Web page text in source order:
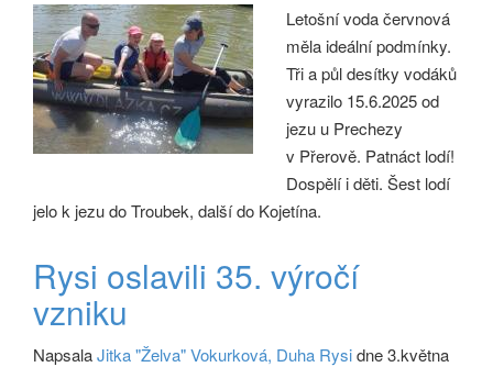
Letošní voda červnová
měla ideální podmínky.
Tři a půl desítky vodáků
vyrazilo 15.6.2025 od
jezu u Prechezy
v Přerově. Patnáct lodí!
Dospělí i děti. Šest lodí
jelo k jezu do Troubek, další do Kojetína.
Rysi oslavili 35. výročí
vzniku
NapsalaJitka "Želva" Vokurková, Duha Rysidne 3.května